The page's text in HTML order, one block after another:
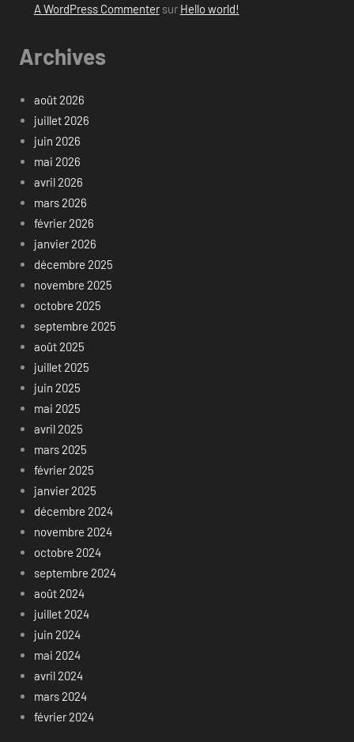
A WordPress Commentersur Hello world!
Archives
août 2026
juillet 2026
juin 2026
mai 2026
avril 2026
mars 2026
février 2026
janvier 2026
décembre 2025
novembre 2025
octobre 2025
septembre 2025
août 2025
juillet 2025
juin 2025
mai 2025
avril 2025
mars 2025
février 2025
janvier 2025
décembre 2024
novembre 2024
octobre 2024
septembre 2024
août 2024
juillet 2024
juin 2024
mai 2024
avril 2024
mars 2024
février 2024